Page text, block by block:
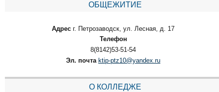
ОБЩЕЖИТИЕ
Адрес г. Петрозаводск, ул. Лесная, д. 17
Телефон
8(8142)53-51-54
Эл. почта ktip-ptz10@yandex.ru
О КОЛЛЕДЖЕ